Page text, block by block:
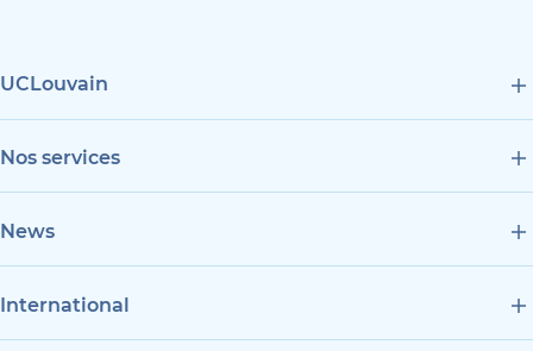
UCLouvain
Nos services
News
International